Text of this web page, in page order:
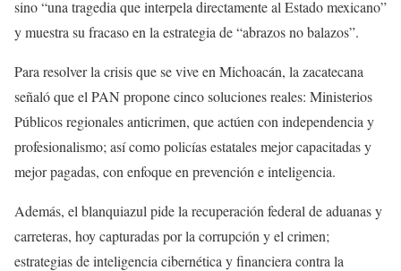
sino “una tragedia que interpela directamente al Estado mexicano”
y muestra su fracaso en la estrategia de “abrazos no balazos”.
Para resolver la crisis que se vive en Michoacán, la zacatecana
señaló que el PAN propone cinco soluciones reales: Ministerios
Públicos regionales anticrimen, que actúen con independencia y
profesionalismo; así como policías estatales mejor capacitadas y
mejor pagadas, con enfoque en prevención e inteligencia.
Además, el blanquiazul pide la recuperación federal de aduanas y
carreteras, hoy capturadas por la corrupción y el crimen;
estrategias de inteligencia cibernética y financiera contra la